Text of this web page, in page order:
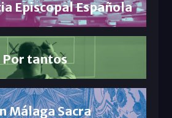
Episcopal Española
Por tantos
Málaga Sacra